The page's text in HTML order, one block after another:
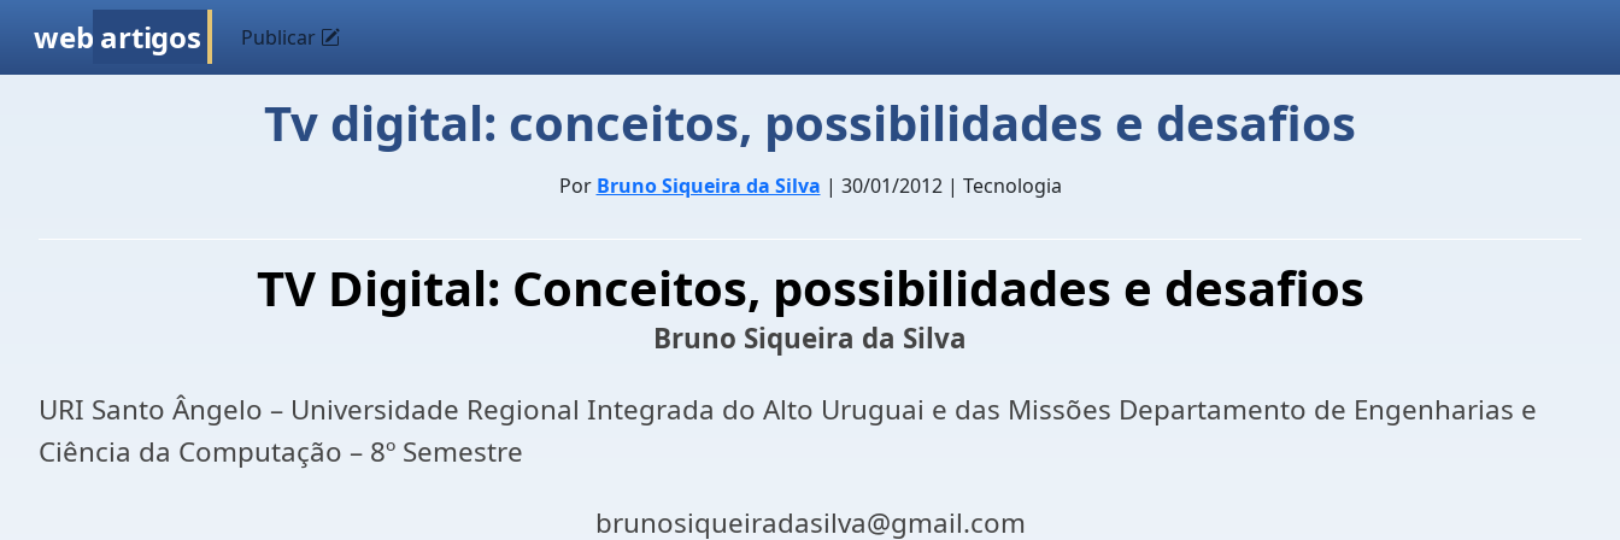
web artigos Publicar
Tv digital: conceitos, possibilidades e desafios
Por Bruno Siqueira da Silva | 30/01/2012 | Tecnologia
TV Digital: Conceitos, possibilidades e desafios
Bruno Siqueira da Silva
URI Santo Ângelo – Universidade Regional Integrada do Alto Uruguai e das Missões Departamento de Engenharias e
Ciência da Computação – 8º Semestre
brunosiqueiradasilva@gmail.com